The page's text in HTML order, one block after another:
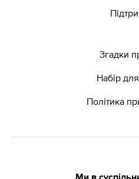
Згадки
Набір
Політика